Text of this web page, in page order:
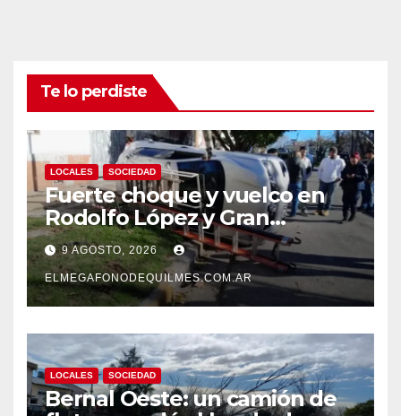
Te lo perdiste
LOCALES SOCIEDAD
Fuerte choque y vuelco en
Rodolfo López y Gran
Canaria, Quilmes Oeste
9 AGOSTO, 2026
ELMEGAFONODEQUILMES.COM.AR
LOCALES SOCIEDAD
Bernal Oeste: un camión de